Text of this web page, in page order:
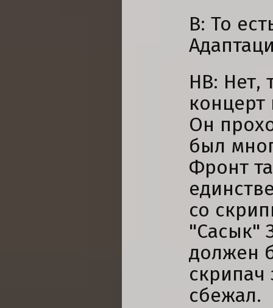
В: То
НВ: Нет,
Он
был
Фронт
со
"Сасык"
должен
скрипач
сбежал.